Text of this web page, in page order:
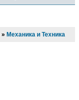
» Механика и Техника